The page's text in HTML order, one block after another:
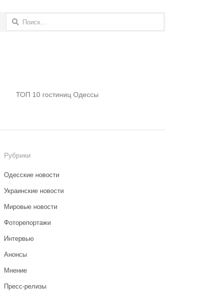
Найти:
ТОП 10 гостиниц Одессы
Рубрики
Одесские новости
Украинские новости
Мировые новости
Фоторепортажи
Интервью
Анонсы
Мнение
Пресс-релизы